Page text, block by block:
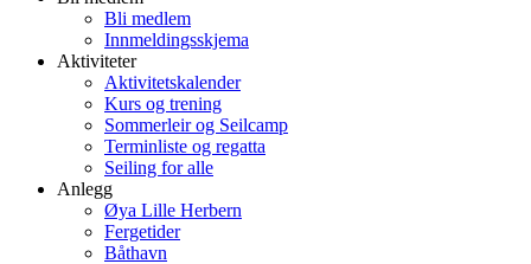
Bli medlem
Innmeldingsskjema
Aktiviteter
Aktivitetskalender
Kurs og trening
Sommerleir og Seilcamp
Terminliste og regatta
Seiling for alle
Anlegg
Øya Lille Herbern
Fergetider
Båthavn